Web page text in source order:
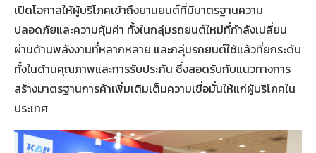
เปิดโอกาสให้ผู้บริโภคเข้าถึงยานยนต์ที่มีมาตรฐานความ
ปลอดภัยและความคุ้มค่า ทั้งในกลุ่มรถยนต์ใหม่ที่กำลังเปลี่ยน
ผ่านด้านพลังงานที่หลากหลาย และกลุ่มรถยนต์ใช้แล้วที่ยกระดับ
ทั้งในด้านคุณภาพและการรับประกัน ซึ่งสอดรับกับแนวทางการ
สร้างมาตรฐานการค้าเพิ่มเติมเต็มความเชื่อมั่นให้แก่ผู้บริโภคใน
ประเทศ